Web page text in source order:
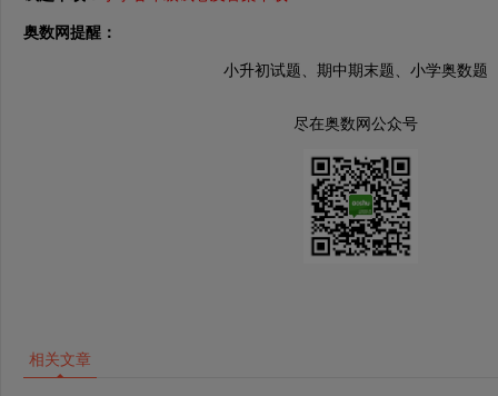
奥数网提醒：
小升初试题、期中期末题、小学奥数题
尽在奥数网公众号
相关文章